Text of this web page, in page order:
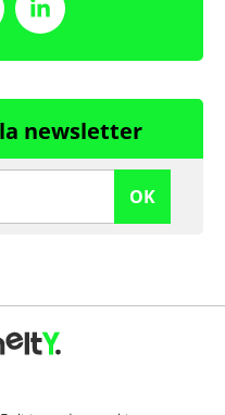
newsletter
OK